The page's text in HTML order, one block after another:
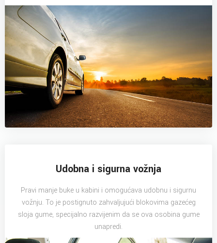
Udobna i sigurna vožnja
Pravi manje buke u kabini i omogućava udobnu i sigurnu
vožnju. To je postignuto zahvaljujući blokovima gazećeg
sloja gume, specijalno razvijenim da se ova osobina gume
unapredi.